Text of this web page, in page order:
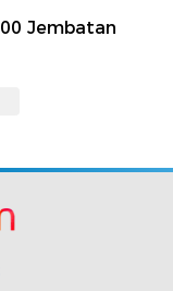
Jembatan